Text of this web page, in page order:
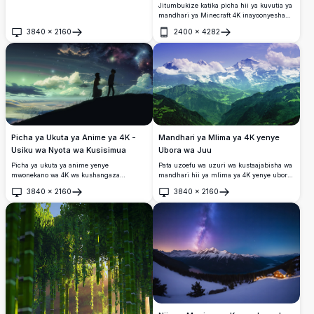
3840 × 2160
Fungua
Jitumbukize katika picha hii ya kuvutia ya
mandhari ya Minecraft 4K inayoonyesha
iliyojaa theluji. Mandhari ya kina na ubora
wa hali ya juu inachukua kiini cha usiku
wa baridi tulivu katika dunia ya Minecraft,
kamili na mto mtulivu na miti inayong'aa.
2400 × 4282
Fungua
Picha ya Ukuta ya Anime ya 4K -
Usiku wa Nyota wa Kusisimua
Picha ya ukuta ya anime yenye
mwonekano wa 4K wa kushangaza
kilima chini ya anga ya usiku yenye nyota
na yenye rangi. Mandhari imejaa
mawingu yenye ndoto na uzuri wa angani,
ikiibua hisia za kusisimua na kushangaa.
Inafaa kwa mashabiki wa anime na sanaa
yenye mada ya anga.
3840 × 2160
Fungua
Mandhari ya Mlima ya 4K yenye
Ubora wa Juu
Pata uzoefu wa uzuri wa kustaajabisha wa
mandhari hii ya mlima ya 4K yenye ubora
na theluji, mabonde ya kijani kibichi, na
anga ya buluu iliyojaa mawingu mepesi,
picha hii inakamata kiini cha utulivu wa
asili. Inafaa kwa mandhari ya mezani au
sanaa ya ukutani, mandhari hii ya ultra-
HD inaleta utulivu wa Alps kwenye skrini
yako kwa maelezo ya kustaajabisha.
3840 × 2160
Fungua